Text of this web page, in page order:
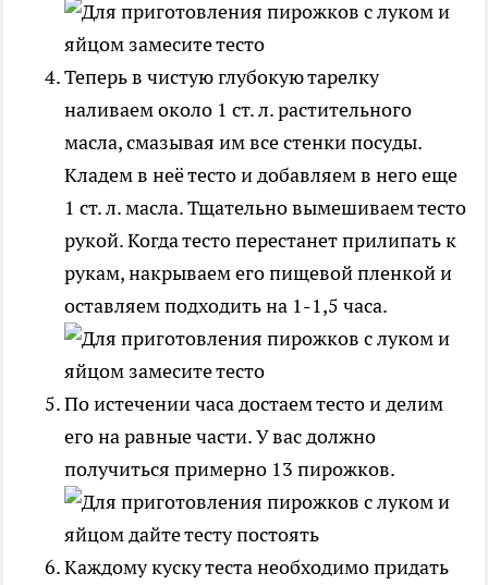
Теперь в чистую глубокую тарелку
наливаем около 1 ст. л. растительного
масла, смазывая им все стенки посуды.
Кладем в неё тесто и добавляем в него еще
1 ст. л. масла. Тщательно вымешиваем тесто
рукой. Когда тесто перестанет прилипать к
рукам, накрываем его пищевой пленкой и
оставляем подходить на 1-1,5 часа.
По истечении часа достаем тесто и делим
его на равные части. У вас должно
получиться примерно 13 пирожков.
Каждому куску теста необходимо придать